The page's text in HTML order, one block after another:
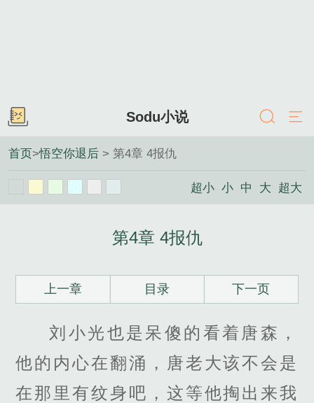
Sodu小说
首页>悟空你退后 > 第4章 4报仇
超小 小 中 大 超大
第4章 4报仇
上一章 目录 下一页
刘小光也是呆傻的看着唐森，
他的内心在翻涌，唐老大该不会是
在那里有纹身吧，这等他掏出来我